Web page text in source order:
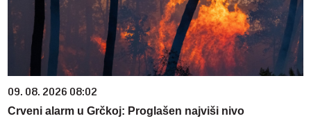
09. 08. 2026 08:02
Crveni alarm u Grčkoj: Proglašen najviši nivo